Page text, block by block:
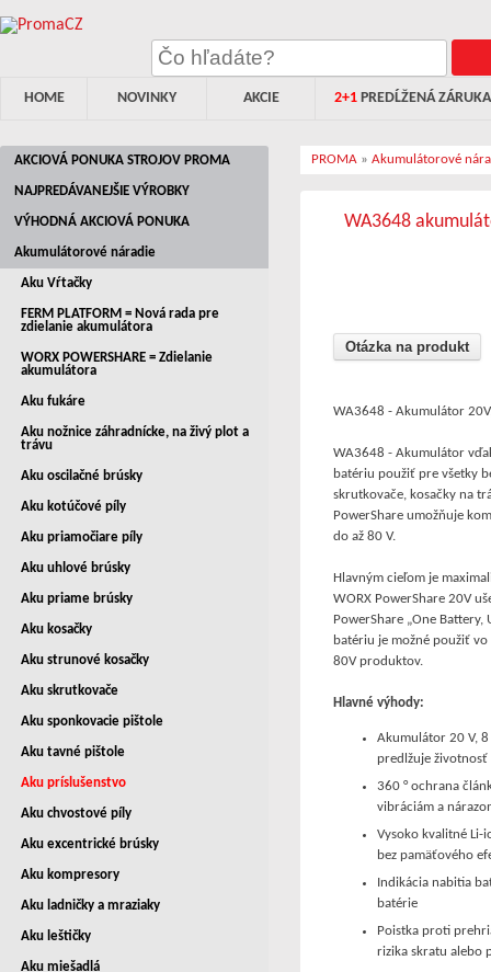
HOME NOVINKY AKCIE 2+1PREDĹŽENÁ ZÁRUKA
AKCIOVÁ PONUKA STROJOV PROMA
NAJPREDÁVANEJŠIE VÝROBKY
VÝHODNÁ AKCIOVÁ PONUKA
Akumulátorové náradie
Aku Vŕtačky
FERM PLATFORM = Nová rada pre
zdielanie akumulátora
WORX POWERSHARE = Zdielanie
akumulátora
Aku fukáre
Aku nožnice záhradnícke, na živý plot a
trávu
Aku oscilačné brúsky
Aku kotúčové píly
Aku priamočiare píly
Aku uhlové brúsky
Aku priame brúsky
Aku kosačky
Aku strunové kosačky
Aku skrutkovače
Aku sponkovacie pištole
Aku tavné pištole
Aku príslušenstvo
Aku chvostové píly
Aku excentrické brúsky
Aku kompresory
Aku ladničky a mraziaky
Aku leštičky
Aku miešadlá
PROMA »Akumulátorové
WA3648
Otázka na produkt
WA3648 - Akumulátor
WA3648 - Akumulátor
batériu použiť pre všetky
skrutkovače, kosačky na
PowerShare umožňuje
do až 80 V.
Hlavným cieľom je
WORX PowerShare 20V
PowerShare „One Battery,
batériu je možné použiť
80V produktov.
Hlavné výhody:
Akumulátor 20 V,
predlžuje životnosť
360 ° ochrana
vibráciám a
Vysoko kvalitné Li-
bez pamäťového
Indikácia nabitia
batérie
Poistka proti
rizika skratu alebo